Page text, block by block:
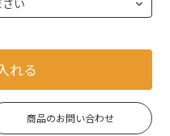
れる
商品のお問い合わせ